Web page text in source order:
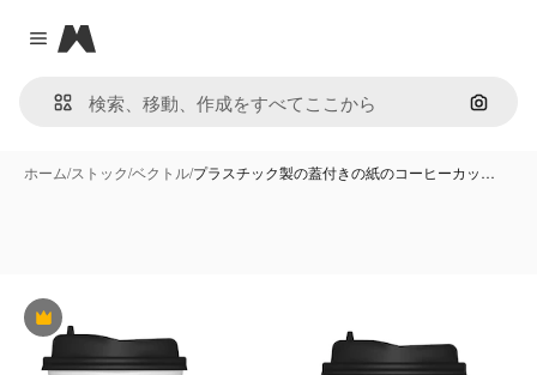
Close menu
Magnific
画像で
ホーム/ストック/ベクトル/プラスチック製の蓋付きの紙のコーヒーカッ…
Premium